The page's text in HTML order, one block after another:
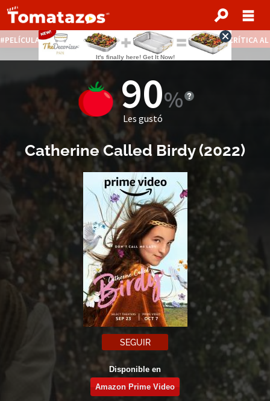
PELÍCULAS STREAMING GRATIS NOTICIAS DESTACADAS CRÍTICA
90
Les gustó
Catherine Called Birdy(2022)
SEGUIR
Disponible en
Amazon Prime Video